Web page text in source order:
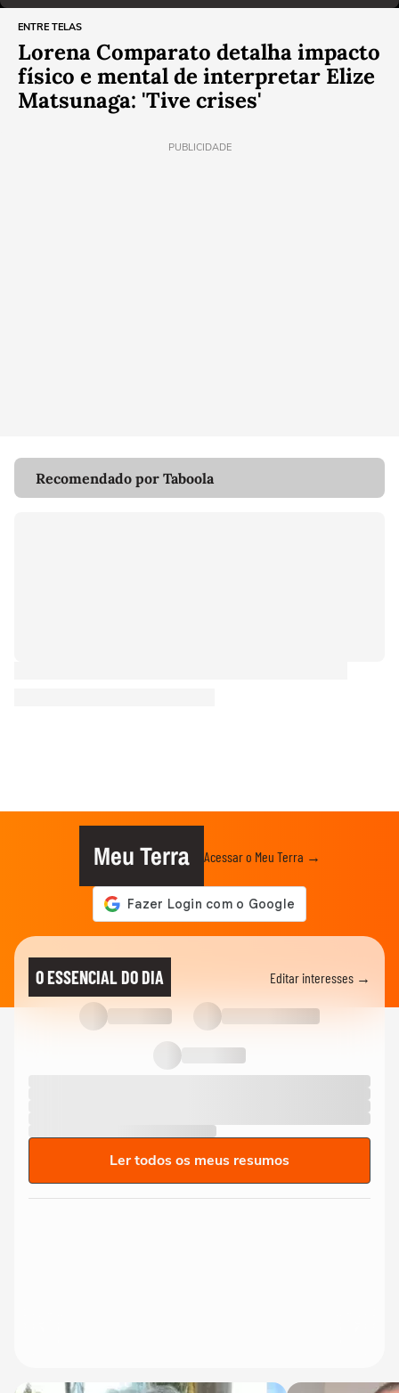
ENTRE TELAS
Lorena Comparato detalha impacto
físico e mental de interpretar Elize
Matsunaga: 'Tive crises'
PUBLICIDADE
Recomendado por Taboola
Meu Terra Acessar o Meu Terra →
O ESSENCIAL DO DIA Editar interesses →
Ler todos os meus resumos